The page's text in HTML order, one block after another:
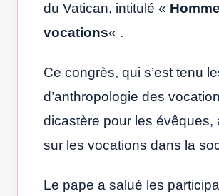
du Vatican, intitulé «
vocations« .
Ce congrès, qui s’est tenu
d’anthropologie des
dicastère pour les
sur les vocations dans la
Le pape a salué les